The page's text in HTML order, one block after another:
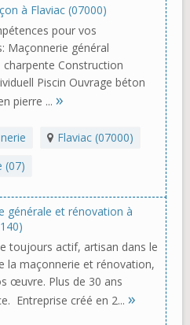
à Flaviac (07000)
pour vos
Maçonnerie général
charpente Construction
Piscin Ouvrage béton
pierre ... »
Flaviac (07000)
(07)
générale et rénovation à
toujours actif, artisan dans le
la maçonnerie et rénovation,
œuvre. Plus de 30 ans
Entreprise créé en 2... »